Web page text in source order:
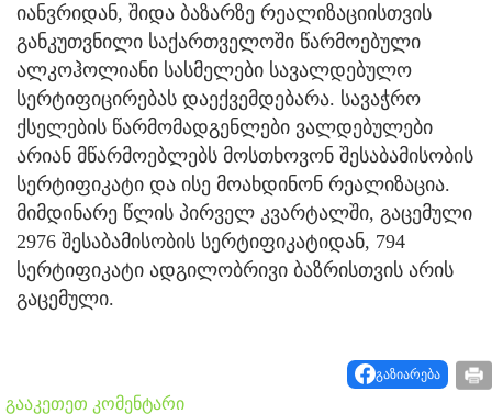
იანვრიდან, შიდა ბაზარზე რეალიზაციისთვის
განკუთვნილი საქართველოში წარმოებული
ალკოჰოლიანი სასმელები სავალდებულო
სერტიფიცირებას დაექვემდებარა. სავაჭრო
ქსელების წარმომადგენლები ვალდებულები
არიან მწარმოებლებს მოსთხოვონ შესაბამისობის
სერტიფიკატი და ისე მოახდინონ რეალიზაცია.
მიმდინარე წლის პირველ კვარტალში, გაცემული
2976 შესაბამისობის სერტიფიკატიდან, 794
სერტიფიკატი ადგილობრივი ბაზრისთვის არის
გაცემული.
გაზიარება
გააკეთეთ კომენტარი